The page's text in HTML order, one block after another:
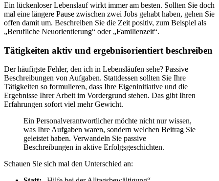
Ein lückenloser Lebenslauf wirkt immer am besten. Sollten Sie doch
mal eine längere Pause zwischen zwei Jobs gehabt haben, gehen Sie
offen damit um. Beschreiben Sie die Zeit positiv, zum Beispiel als
„Berufliche Neuorientierung“ oder „Familienzeit“.
Tätigkeiten aktiv und ergebnisorientiert beschreiben
Der häufigste Fehler, den ich in Lebensläufen sehe? Passive
Beschreibungen von Aufgaben. Stattdessen sollten Sie Ihre
Tätigkeiten so formulieren, dass Ihre Eigeninitiative und die
Ergebnisse Ihrer Arbeit im Vordergrund stehen. Das gibt Ihren
Erfahrungen sofort viel mehr Gewicht.
Ein Personalverantwortlicher möchte nicht nur wissen,
was Ihre Aufgaben waren, sondern welchen Beitrag Sie
geleistet haben. Verwandeln Sie passive
Beschreibungen in aktive Erfolgsgeschichten.
Schauen Sie sich mal den Unterschied an: